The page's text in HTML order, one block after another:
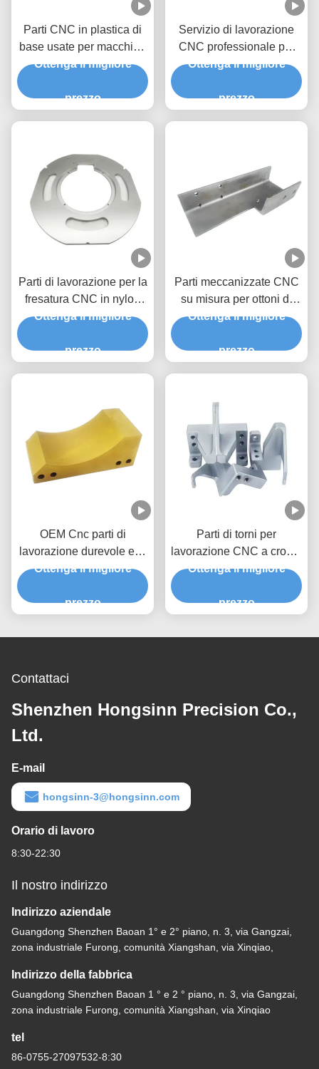
Parti CNC in plastica di
base usate per macchine
UHMW PE con colore
tolleranza
Ottenga il migliore
prezzo
Servizio di lavorazione
CNC professionale per
parti in Nylon POM Peek
precisione
Ottenga il migliore
prezzo
Parti di lavorazione per la
fresatura CNC in nylon
UHMWPE con scelta del
Ottenga il migliore
prezzo
Parti meccanizzate CNC
su misura per ottoni di
acciaio e materiali
Ottenga il migliore
prezzo
OEM Cnc parti di
lavorazione durevole e di
alta precisione strumenti
lavorazione di plastica
Ottenga il migliore
prezzo
Parti di torni per
lavorazione CNC a cromo
a colori personalizzati per
materiali inossidabili
Ottenga il migliore
prezzo
Contattaci
Shenzhen Hongsinn Precision Co.,
Ltd.
E-mail
hongsinn-3@hongsinn.com
Orario di lavoro
8:30-22:30
Il nostro indirizzo
Indirizzo aziendale
Guangdong Shenzhen Baoan 1° e 2° piano, n. 3, via Gangzai,
zona industriale Furong, comunità Xiangshan, via Xinqiao,
Indirizzo della fabbrica
Guangdong Shenzhen Baoan 1 ° e 2 ° piano, n. 3, via Gangzai,
zona industriale Furong, comunità Xiangshan, via Xinqiao
tel
86-0755-27097532-8:30